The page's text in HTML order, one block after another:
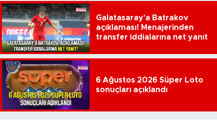
Galatasaray'a Batrakov
açıklaması! Menajerinden
transfer iddialarına net yanıt
6 Ağustos 2026 Süper Loto
sonuçları açıklandı